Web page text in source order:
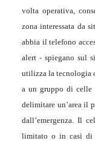
volta operativa,
zona interessata da
abbia il telefono
alert - spiegano sul
utilizza la tecnologia
a un gruppo di celle
delimitare un’area il
dall’emergenza. Il
limitato o in casi di